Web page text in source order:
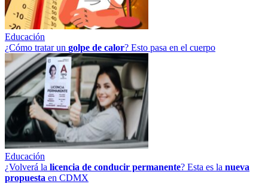
Educación
¿Cómo tratar un golpe de calor? Esto pasa en el cuerpo
Educación
¿Volverá la licencia de conducir permanente? Esta es la nueva
propuesta en CDMX